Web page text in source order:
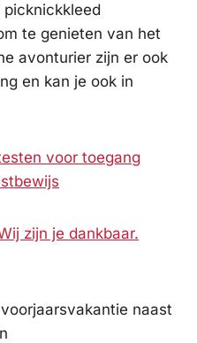
te genieten van het
avonturier zijn er ook
en kan je ook in
voor toegang
zijn je dankbaar.
naast